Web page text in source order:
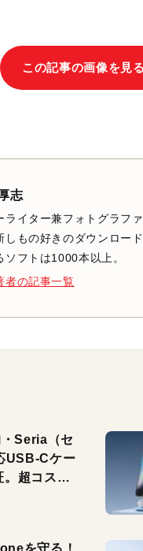
この記事の画像を見る
志
ライター兼フォトグラフ
しもの好きのダウンロー
ソフトは1000本以上。
者の記事一覧
Seria（セ
USB-Cケー
。超コスパ
を守る！